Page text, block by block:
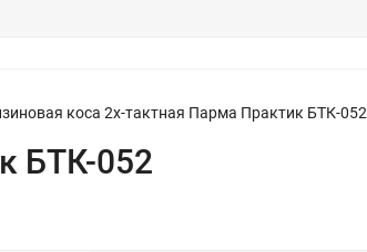
коса 2x-тактная Парма Практик БТК-052
БТК-052